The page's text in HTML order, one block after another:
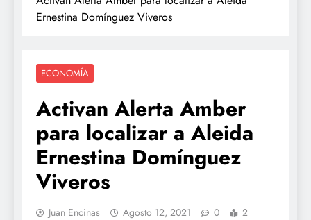
Ernestina Domínguez Viveros
ECONOMÍA
Activan Alerta Amber
para localizar a Aleida
Ernestina Domínguez
Viveros
Juan Encinas Agosto 12, 2021 0
2